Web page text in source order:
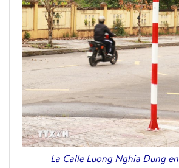
La Calle Luong Nghia Dung